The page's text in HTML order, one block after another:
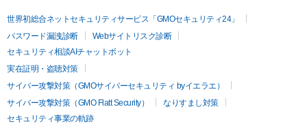
世界初総合ネットセキュリティサービス「GMOセキュリティ24」
パスワード漏洩診断
Webサイトリスク診断
セキュリティ相談AIチャットボット
実在証明・盗聴対策
サイバー攻撃対策（GMOサイバーセキュリティ byイエラエ）
サイバー攻撃対策（GMO Flatt Security）
なりすまし対策
セキュリティ事業の軌跡